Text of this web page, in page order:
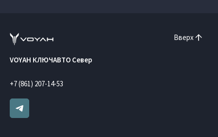
Вверх
VOYAH КЛЮЧАВТО Север
+7 (861) 207-14-53